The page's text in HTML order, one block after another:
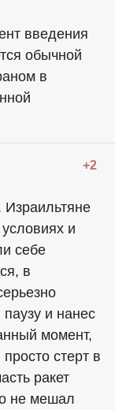
введения
обычной
в
+2
Израильтяне
и
себе
в
и нанес
момент,
стерт в
ракет
не мешал